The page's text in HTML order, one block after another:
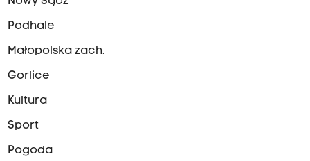
Podhale
Małopolska zach.
Gorlice
Kultura
Sport
Pogoda